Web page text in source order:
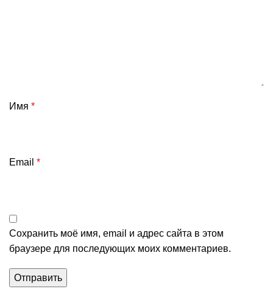
Имя *
Email *
Сохранить моё имя, email и адрес сайта в этом
браузере для последующих моих комментариев.